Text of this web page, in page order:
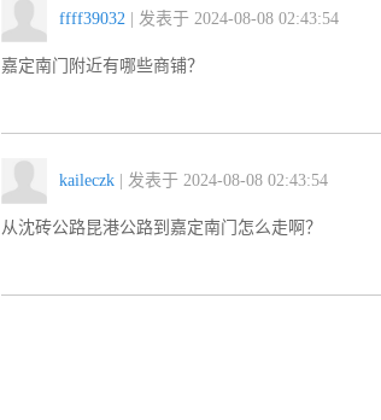
ffff39032 | 发表于 2024-08-08 02:43:54
嘉定南门附近有哪些商铺？
kaileczk | 发表于 2024-08-08 02:43:54
从沈砖公路昆港公路到嘉定南门怎么走啊？